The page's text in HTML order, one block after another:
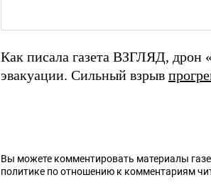
Как писала газета ВЗГЛЯД, дрон
эвакуации. Сильный взрыв
Вы можете комментировать материалы
политике по отношению к комментариям